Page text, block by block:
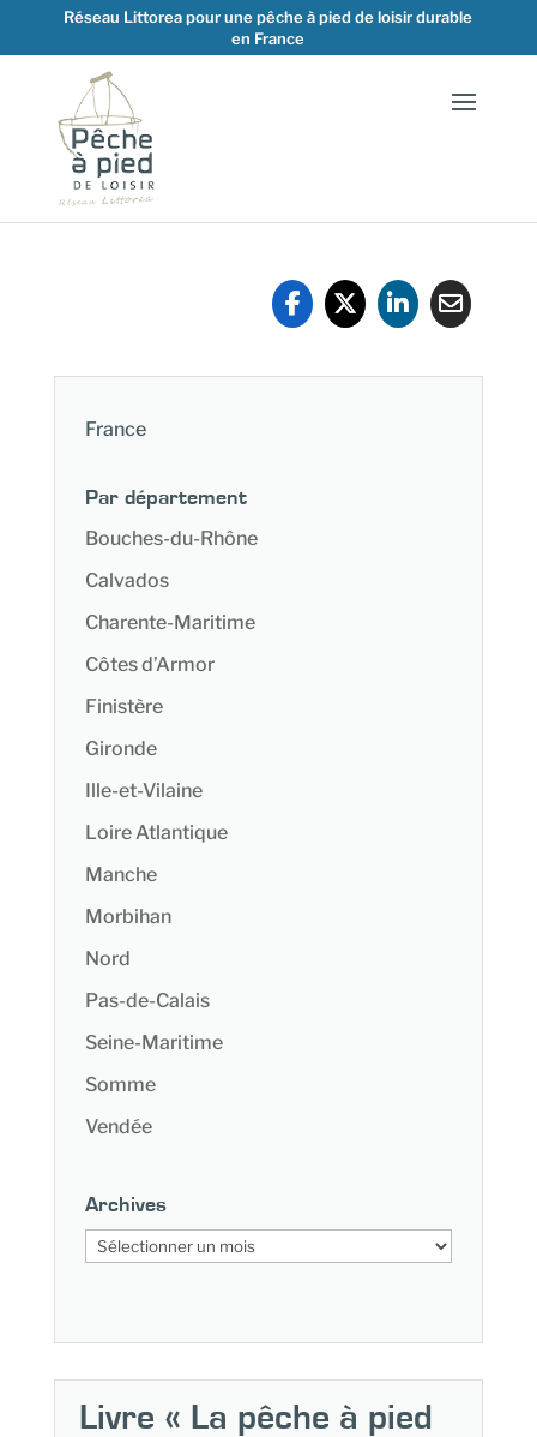
Réseau Littorea pour une pêche à pied de loisir durable
en France
France
Par département
Bouches-du-Rhône
Calvados
Charente-Maritime
Côtes d’Armor
Finistère
Gironde
Ille-et-Vilaine
Loire Atlantique
Manche
Morbihan
Nord
Pas-de-Calais
Seine-Maritime
Somme
Vendée
Archives
Archives
Livre « La pêche à pied